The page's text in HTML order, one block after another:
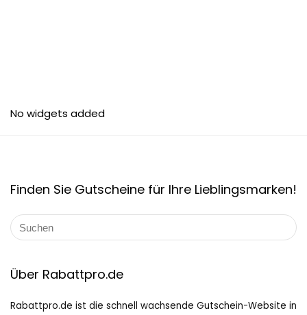
No widgets added
Finden Sie Gutscheine für Ihre Lieblingsmarken!
Über Rabattpro.de
Rabattpro.de ist die schnell wachsende Gutschein-Website in